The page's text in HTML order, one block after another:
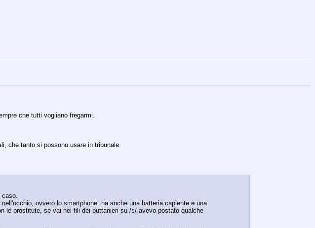
che tutti vogliano fregarmi.
che tanto si possono usare in tribunale
ovvero lo smartphone. ha anche una batteria capiente e una
le prostitute, se vai nei fili dei puttanieri su /s/ avevo postato qualche